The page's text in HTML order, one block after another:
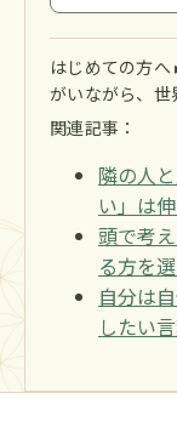
はじめての方へ
がいながら、世
関連記事：
隣の人
い」は
頭で考
る方を
自分は
したい